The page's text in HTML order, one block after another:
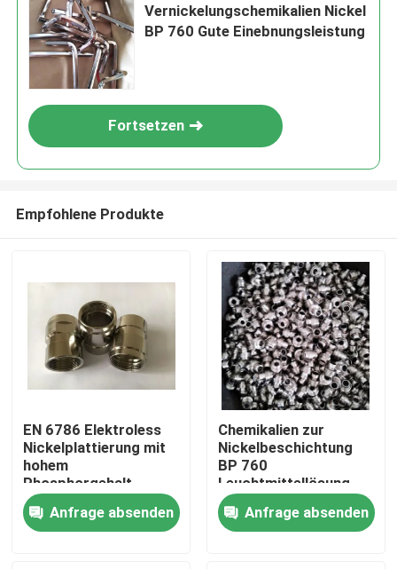
Zu Hause
Vernickelungschemikalien Nickel
BP 760 Gute Einebnungsleistung
Fortsetzen
Empfohlene Produkte
EN 6786 Elektroless
Nickelplattierung mit
hohem
Phosphorgehalt
Anfrage absenden
Chemikalien zur
Nickelbeschichtung
BP 760
Leuchtmittellösung
mit
Niedrigspannungsschicht
Anfrage absenden